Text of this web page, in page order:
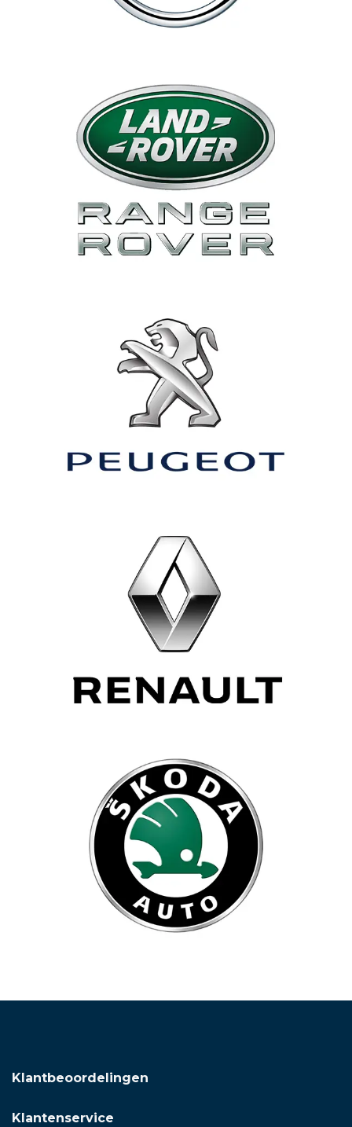
Klantbeoordelingen
Klantenservice